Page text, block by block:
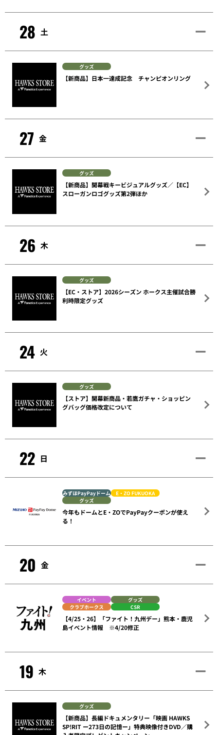
28 土
グッズ
【新商品】日本一達成記念 チャンピオンリング
27 金
グッズ
【新商品】開幕戦キービジュアルグッズ／【EC】
スローガンロゴグッズ第2弾ほか
26 木
グッズ
【EC・ストア】2026シーズン ホークス主催試合勝
利時限定グッズ
24 火
グッズ
【ストア】開幕新商品・若鷹ガチャ・ショッピン
グバッグ価格改定について
22 日
みずほPayPayドーム
E・ZO FUKUOKA
グッズ
今年もドームとE・ZOでPayPayクーポンが使え
る！
20 金
イベント
グッズ
クラブホークス
CSR
【4/25・26】「ファイト！九州デー」熊本・鹿児
島イベント情報 ※4/20修正
19 木
グッズ
【新商品】長編ドキュメンタリー「映画 HAWKS
SP!RIT ー273日の記憶ー」特典映像付きDVD／購